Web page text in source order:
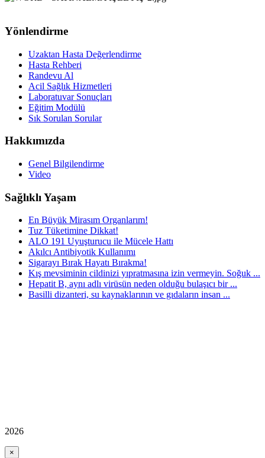
Yönlendirme
Uzaktan Hasta Değerlendirme
Hasta Rehberi
Randevu Al
Acil Sağlık Hizmetleri
Laboratuvar Sonuçları
Eğitim Modülü
Sık Sorulan Sorular
Hakkımızda
Genel Bilgilendirme
Video
Sağlıklı Yaşam
En Büyük Mirasım Organlarım!
Tuz Tüketimine Dikkat!
ALO 191 Uyuşturucu ile Mücele Hattı
Akılcı Antibiyotik Kullanımı
Sigarayı Bırak Hayatı Bırakma!
Kış mevsiminin cildinizi yıpratmasına izin vermeyin. Soğuk ...
Hepatit B, aynı adlı virüsün neden olduğu bulaşıcı bir ...
Basilli dizanteri, su kaynaklarının ve gıdaların insan ...
2026
×